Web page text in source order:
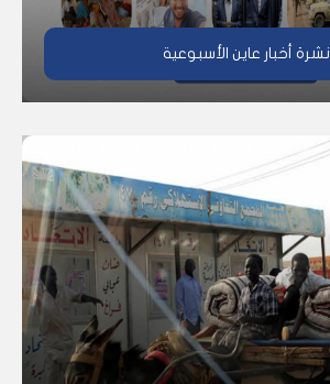
نشرة أخبار عاين الأسبوعية